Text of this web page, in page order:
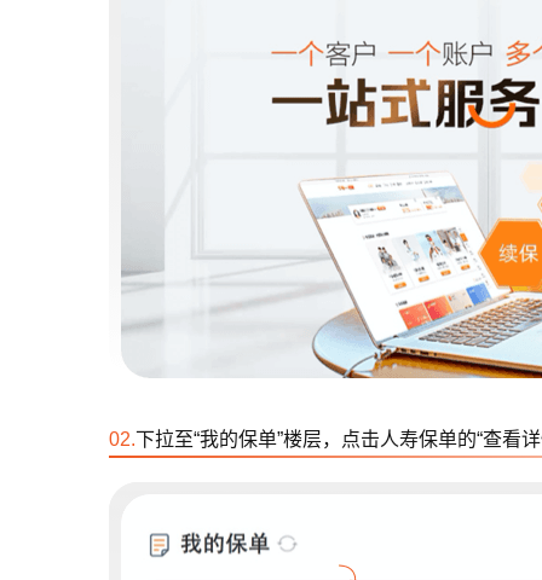
02.下拉至“我的保单”楼层，点击人寿保单的“查看